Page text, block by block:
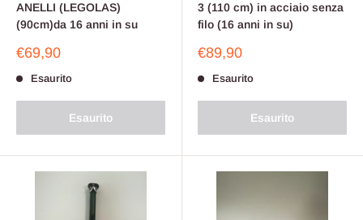
ANELLI (LEGOLAS)
(90cm)da 16 anni in su
Prezzo
€69,90
Esaurito
Esaurito
3 (110 cm) in acciaio senza
filo (16 anni in su)
Prezzo
€89,90
Esaurito
Esaurito